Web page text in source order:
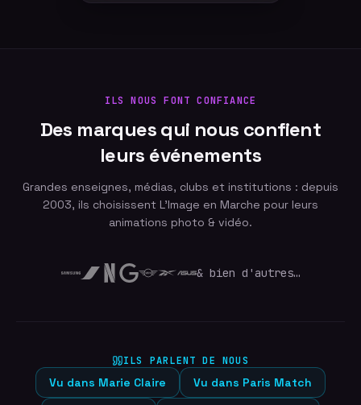
ILS NOUS FONT CONFIANCE
Des marques qui nous confient
leurs événements
Grandes enseignes, médias, clubs et institutions : depuis
2003, ils choisissent L'Image en Marche pour leurs
animations photo & vidéo.
& bien d'autres…
ILS PARLENT DE NOUS
Vu dans Marie Claire Vu dans Paris Match